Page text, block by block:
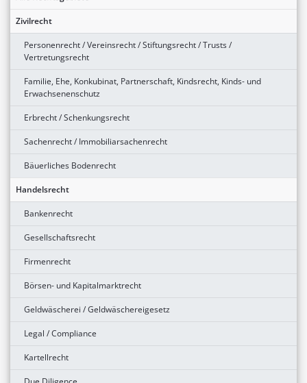
Zivilrecht
Personenrecht / Vereinsrecht / Stiftungsrecht / Trusts /
Vertretungsrecht
Familie, Ehe, Konkubinat, Partnerschaft, Kindsrecht, Kinds- und
Erwachsenenschutz
Erbrecht / Schenkungsrecht
Sachenrecht / Immobiliarsachenrecht
Bäuerliches Bodenrecht
Handelsrecht
Bankenrecht
Gesellschaftsrecht
Firmenrecht
Börsen- und Kapitalmarktrecht
Geldwäscherei / Geldwäschereigesetz
Legal / Compliance
Kartellrecht